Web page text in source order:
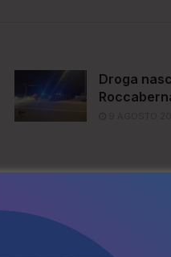
Droga
Ruperti ha inoltre
per la durata di tre
provvedimenti di